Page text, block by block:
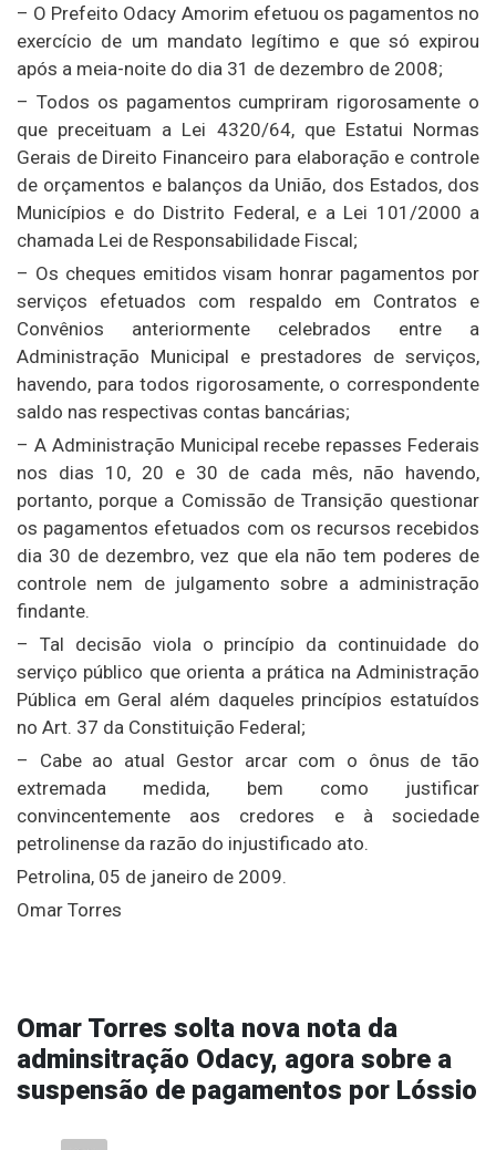
– O Prefeito Odacy Amorim efetuou os pagamentos no
exercício de um mandato legítimo e que só expirou
após a meia-noite do dia 31 de dezembro de 2008;
– Todos os pagamentos cumpriram rigorosamente o
que preceituam a Lei 4320/64, que Estatui Normas
Gerais de Direito Financeiro para elaboração e controle
de orçamentos e balanços da União, dos Estados, dos
Municípios e do Distrito Federal, e a Lei 101/2000 a
chamada Lei de Responsabilidade Fiscal;
– Os cheques emitidos visam honrar pagamentos por
serviços efetuados com respaldo em Contratos e
Convênios anteriormente celebrados entre a
Administração Municipal e prestadores de serviços,
havendo, para todos rigorosamente, o correspondente
saldo nas respectivas contas bancárias;
– A Administração Municipal recebe repasses Federais
nos dias 10, 20 e 30 de cada mês, não havendo,
portanto, porque a Comissão de Transição questionar
os pagamentos efetuados com os recursos recebidos
dia 30 de dezembro, vez que ela não tem poderes de
controle nem de julgamento sobre a administração
findante.
– Tal decisão viola o princípio da continuidade do
serviço público que orienta a prática na Administração
Pública em Geral além daqueles princípios estatuídos
no Art. 37 da Constituição Federal;
– Cabe ao atual Gestor arcar com o ônus de tão
extremada medida, bem como justificar
convincentemente aos credores e à sociedade
petrolinense da razão do injustificado ato.
Petrolina, 05 de janeiro de 2009.
Omar Torres
Omar Torres solta nova nota da
adminsitração Odacy, agora sobre a
suspensão de pagamentos por Lóssio